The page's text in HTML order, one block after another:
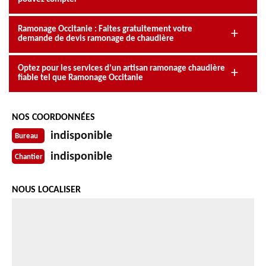
Ramonage Occitanie : Faites gratuitement votre
demande de devis ramonage de chaudière
Optez pour les services d’un artisan ramonage chaudière
fiable tel que Ramonage Occitanie
NOS COORDONNÉES
Bureau indisponible
Chantier indisponible
NOUS LOCALISER